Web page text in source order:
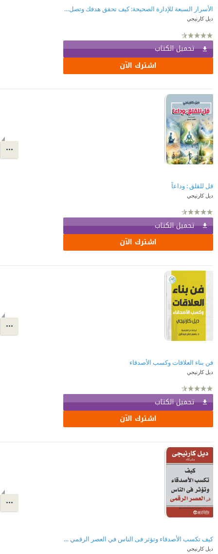
الأسرار السبعة للإدارة الصحيحة: كيف تحقق هدفك وتصل إلى ما تريد؟
ديل كارنيجي
تحميل الكتاب
اشترك الآن
قل للقلق : وداعاً
ديل كارنيجي
تحميل الكتاب
اشترك الآن
فن بناء العلاقات وكسب الأصدقاء
ديل كارنيجي
تحميل الكتاب
اشترك الآن
كيف تكسب الأصدقاء وتؤثر فى الناس في العصر الرقمي | ‎How To Win Friends & Influence People In The Digital Age‎
ديل كارنيجي